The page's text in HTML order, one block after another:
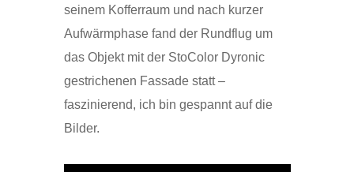
seinem Kofferraum und nach kurzer
Aufwärmphase fand der Rundflug um
das Objekt mit der StoColor Dyronic
gestrichenen Fassade statt –
faszinierend, ich bin gespannt auf die
Bilder.